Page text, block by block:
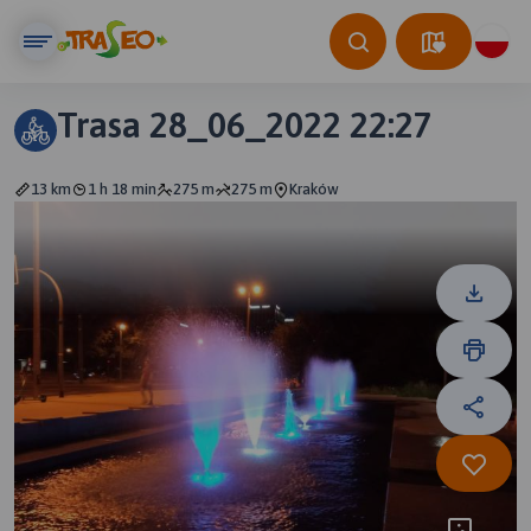
Trasa 28_06_2022 22:27
13 km 1 h 18 min 275 m 275 m Kraków